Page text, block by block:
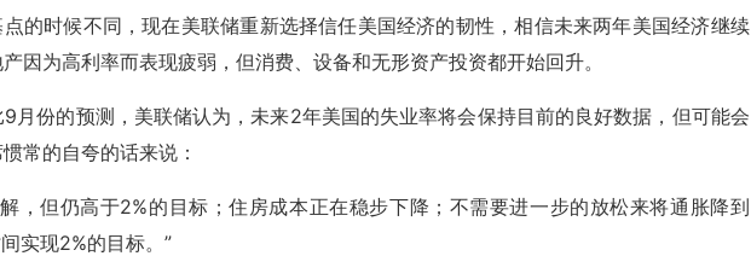
的时候不同，现在美联储重新选择信任美国经济的韧性，相信未来两年美国经济继续
因为高利率而表现疲弱，但消费、设备和无形资产投资都开始回升。
月份的预测，美联储认为，未来2年美国的失业率将会保持目前的良好数据，但可能会
常的自夸的话来说：
，但仍高于2%的目标；住房成本正在稳步下降；不需要进一步的放松来将通胀降到
实现2%的目标。”